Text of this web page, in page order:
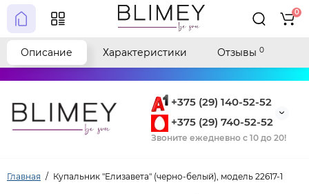
+375 (29) 140-52-52
+375 (29) 740-52-52
Звоните ежедневно с 10 до 20!
0
Главная Купальник "Елизавета" (черно-белый), модель 22617-1
Описание Характеристики Отзывы 0